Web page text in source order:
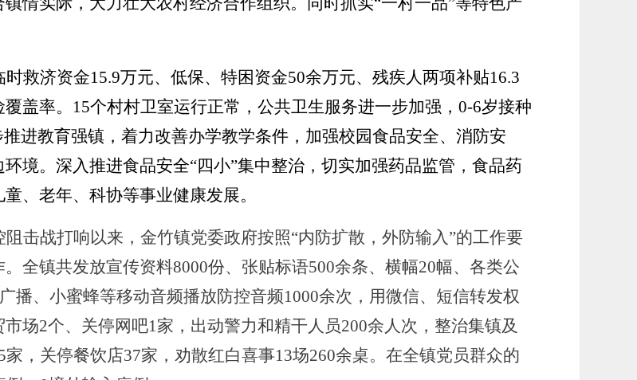
时救济资金15.9万元、低保、特困资金50余万元、残疾人两项补贴16.3
盖率。15个村村卫室运行正常，公共卫生服务进一步加强，0-6岁接种
进教育强镇，着力改善办学教学条件，加强校园食品安全、消防安
境。深入推进食品安全“四小”集中整治，切实加强药品监管，食品药
、老年、科协等事业健康发展。
阻击战打响以来，金竹镇党委政府按照“内防扩散，外防输入”的工作要
全镇共发放宣传资料8000份、张贴标语500余条、横幅20幅、各类公
播、小蜜蜂等移动音频播放防控音频1000余次，用微信、短信转发权
场2个、关停网吧1家，出动警力和精干人员200余人次，整治集镇及
家，关停餐饮店37家 ，劝散红白喜事13场260余桌。在全镇党员群众的